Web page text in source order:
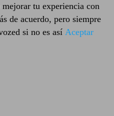
tu experiencia con
de acuerdo, pero siempre
si no es así Aceptar